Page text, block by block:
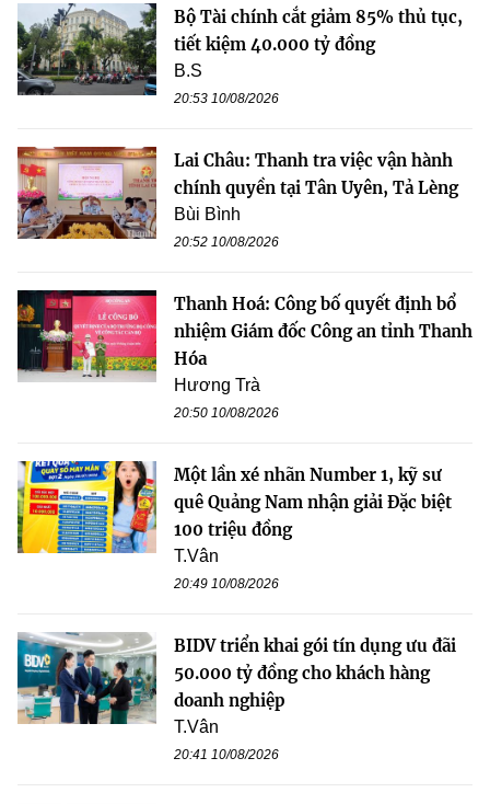
Bộ Tài chính cắt giảm 85% thủ tục,
tiết kiệm 40.000 tỷ đồng
B.S
20:53 10/08/2026
Lai Châu: Thanh tra việc vận hành
chính quyền tại Tân Uyên, Tả Lèng
Bùi Bình
20:52 10/08/2026
Thanh Hoá: Công bố quyết định bổ
nhiệm Giám đốc Công an tỉnh Thanh
Hóa
Hương Trà
20:50 10/08/2026
Một lần xé nhãn Number 1, kỹ sư
quê Quảng Nam nhận giải Đặc biệt
100 triệu đồng
T.Vân
20:49 10/08/2026
BIDV triển khai gói tín dụng ưu đãi
50.000 tỷ đồng cho khách hàng
doanh nghiệp
T.Vân
20:41 10/08/2026